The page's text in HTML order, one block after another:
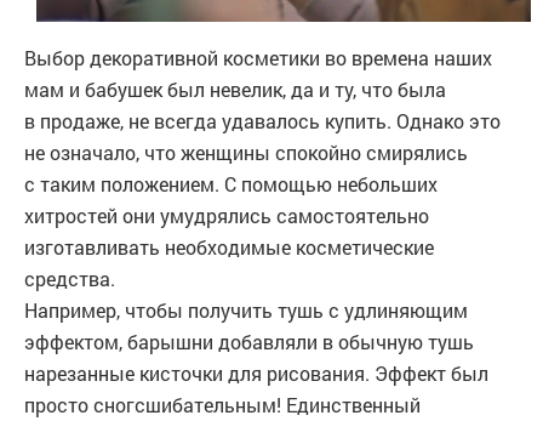
Выбор декоративной косметики во времена наших
мам и бабушек был невелик, да и ту, что была
в продаже, не всегда удавалось купить. Однако это
не означало, что женщины спокойно смирялись
с таким положением. С помощью небольших
хитростей они умудрялись самостоятельно
изготавливать необходимые косметические
средства.
Например, чтобы получить тушь с удлиняющим
эффектом, барышни добавляли в обычную тушь
нарезанные кисточки для рисования. Эффект был
просто сногсшибательным! Единственный